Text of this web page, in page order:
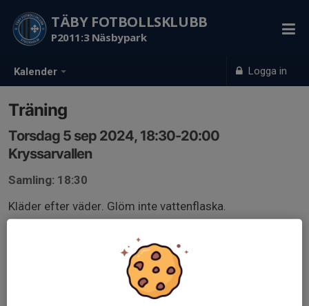
Kalender Logga in
TÄBY FOTBOLLSKLUBB
P2011:3 Näsbypark
Träning
Torsdag 5 sep 2024, 18:30-20:00
Kryssarvallen
Samling: 18:30
Kläder efter väder. Glöm inte vattenflaska.